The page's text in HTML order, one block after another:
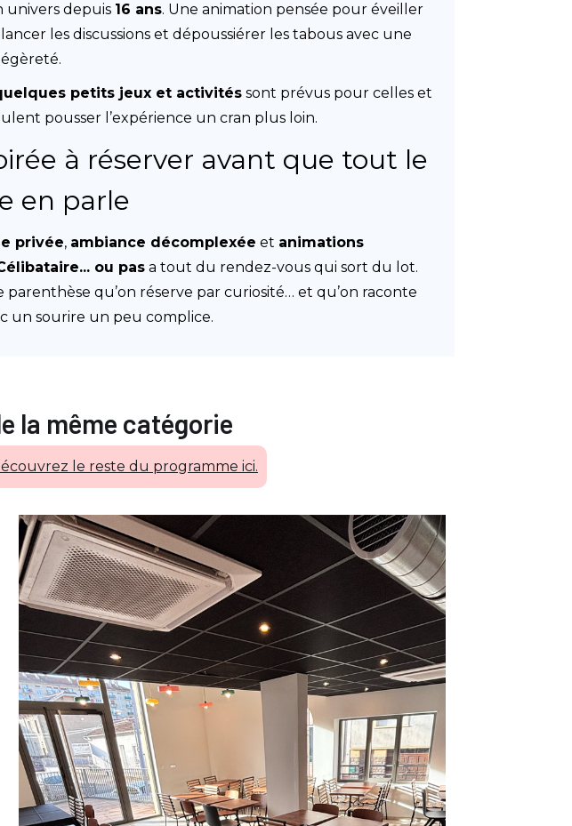
univers depuis 16 ans. Une animation pensée pour éveiller
lancer les discussions et dépoussiérer les tabous avec une
petits jeux et activités sont prévus pour celles et
pousser l’expérience un cran plus loin.
à réserver avant que tout le
en parle
privée, ambiance décomplexée et animations
ou pas a tout du rendez-vous qui sort du lot.
parenthèse qu’on réserve par curiosité… et qu’on raconte
un sourire un peu complice.
la même catégorie
le reste du programme ici.